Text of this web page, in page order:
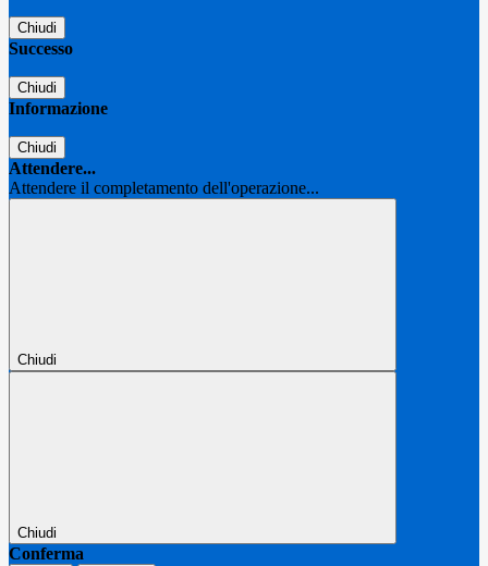
Chiudi
Successo
Chiudi
Informazione
Chiudi
Attendere...
Attendere il completamento dell'operazione...
Chiudi
Chiudi
Conferma